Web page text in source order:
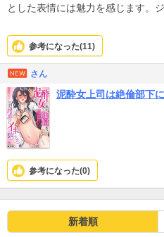
その後の服装は、ショートパンツ
胸も真っ平ではない、身長が140セ
出）ほどの子どもの身体が描かれ
れるます。
140センチは平気11歳から12歳の
このようなシーンが多いので、苦
とした表情には魅力を感じます。
シーンが盛り沢山あるのは当然で
て、読める作品になっているのは
しれませんね。AV業界物という作
るかもしれませんが。
参考になった(11)
さん
参考になった(0)
新着順